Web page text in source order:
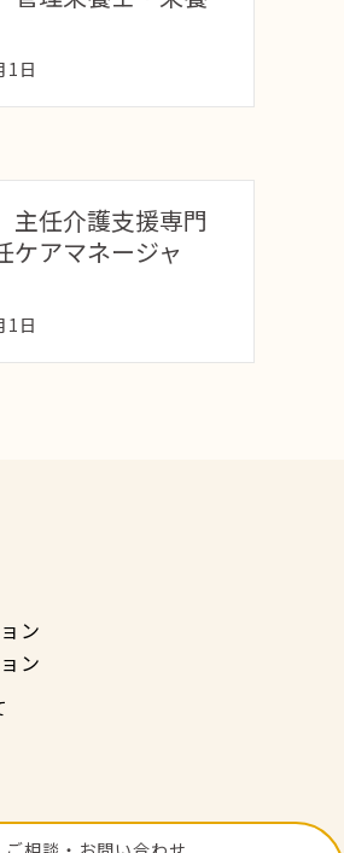
1日
任介護支援専門
ケアマネージャ
1日
ン
ン